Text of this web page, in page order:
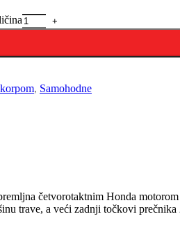
, Samohodne
četvorotaktnim Honda
trave, a veći zadnji točkovi